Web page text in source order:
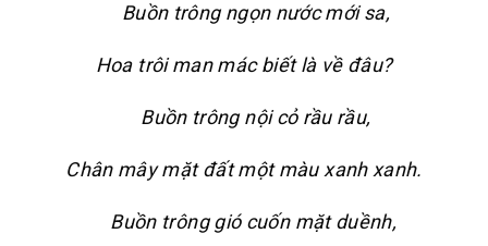
Buồn trông ngọn nước mới sa,
Hoa trôi man mác biết là về đâu?
Buồn trông nội cỏ rầu rầu,
Chân mây mặt đất một màu xanh xanh.
Buồn trông gió cuốn mặt duềnh,